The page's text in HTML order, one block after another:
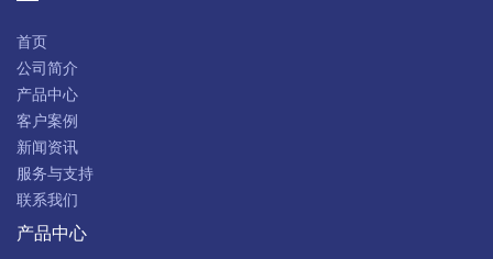
首页
公司简介
产品中心
客户案例
新闻资讯
服务与支持
联系我们
产品中心